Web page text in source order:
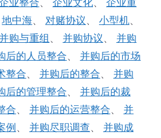
地中海、 对赌协议 、 小型机、
并购与重组 、 并购协议 、 并购
后的人员整合、 并购后的市场
整合、 并购后的整合、 并购
后的管理整合、 并购后的裁
合、 并购后的运营整合、 并
例、 并购尽职调查、 并购成